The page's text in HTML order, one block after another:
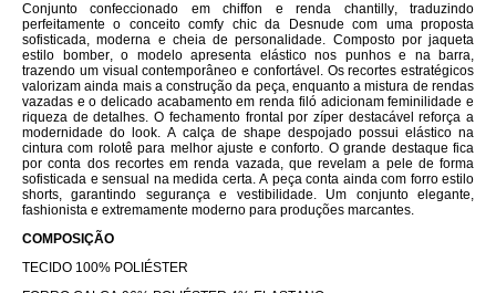
Conjunto confeccionado em chiffon e renda chantilly, traduzindo
perfeitamente o conceito comfy chic da Desnude com uma proposta
sofisticada, moderna e cheia de personalidade. Composto por jaqueta
estilo bomber, o modelo apresenta elástico nos punhos e na barra,
trazendo um visual contemporâneo e confortável. Os recortes estratégicos
valorizam ainda mais a construção da peça, enquanto a mistura de rendas
vazadas e o delicado acabamento em renda filó adicionam feminilidade e
riqueza de detalhes. O fechamento frontal por zíper destacável reforça a
modernidade do look. A calça de shape despojado possui elástico na
cintura com rolotê para melhor ajuste e conforto. O grande destaque fica
por conta dos recortes em renda vazada, que revelam a pele de forma
sofisticada e sensual na medida certa. A peça conta ainda com forro estilo
shorts, garantindo segurança e vestibilidade. Um conjunto elegante,
fashionista e extremamente moderno para produções marcantes.
COMPOSIÇÃO
TECIDO 100% POLIÉSTER